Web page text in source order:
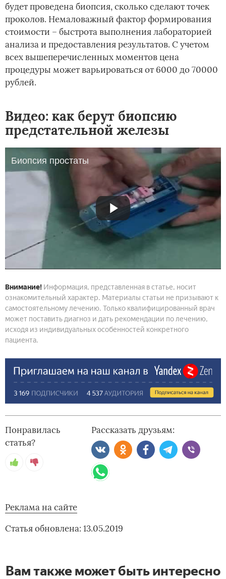
будет проведена биопсия, сколько сделают точек
проколов. Немаловажный фактор формирования
стоимости – быстрота выполнения лабораторией
анализа и предоставления результатов. С учетом
всех вышеперечисленных моментов цена
процедуры может варьироваться от 6000 до 70000
рублей.
Видео: как берут биопсию
предстательной железы
Биопсия простаты
Внимание! Информация, представленная в статье, носит
ознакомительный характер. Материалы статьи не призывают к
самостоятельному лечению. Только квалифицированный врач
может поставить диагноз и дать рекомендации по лечению,
исходя из индивидуальных особенностей конкретного
пациента.
Понравилась
статья?
Рассказать друзьям:
Реклама на сайте
Статья обновлена: 13.05.2019
Вам также может быть интересно